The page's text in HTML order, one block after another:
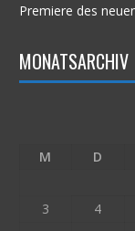
Premiere des
MONATSARCHIV
M D
3
4